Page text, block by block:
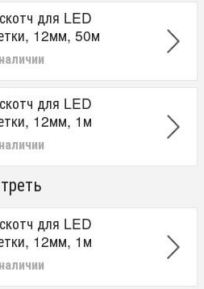
для LED
12мм, 50м
для LED
12мм, 1м
для LED
12мм, 1м